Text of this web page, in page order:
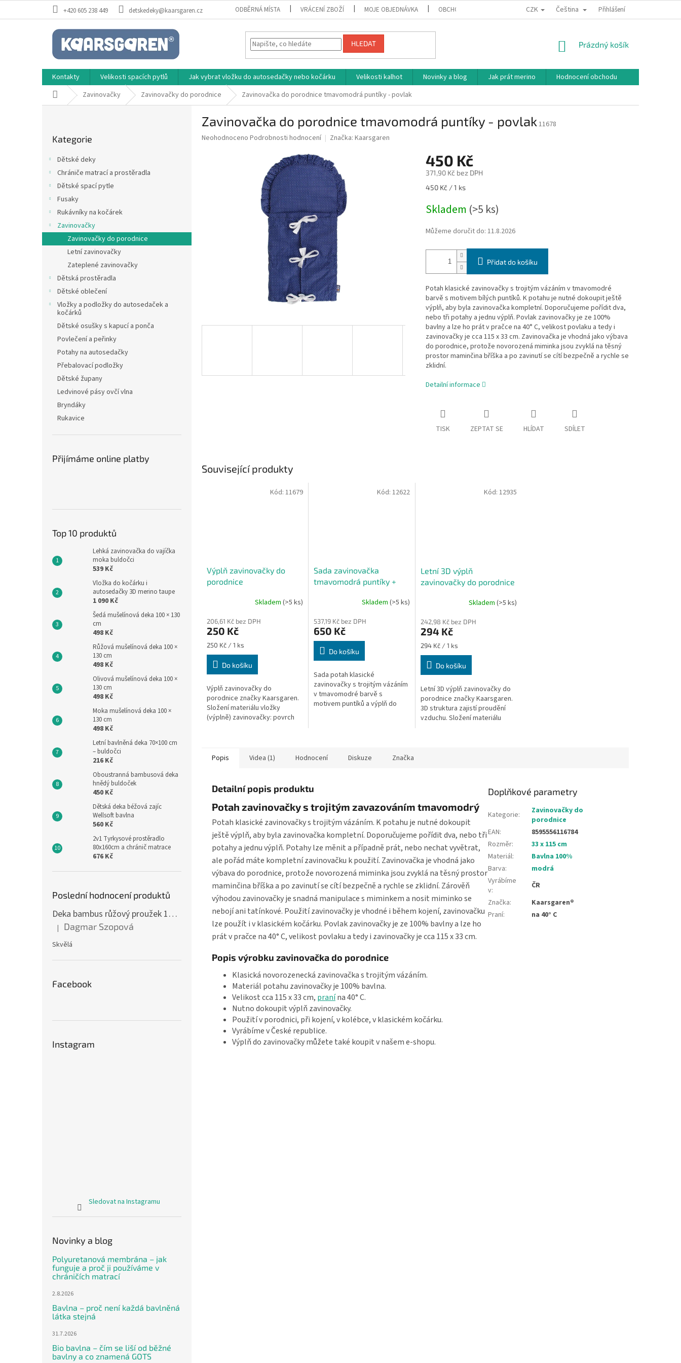
+420 605 238 449 detskedeky@kaarsgaren.cz ODBĚRNÁ MÍSTA VRÁCENÍ ZBOŽÍ MOJE OBJEDNÁVKA OBCHODNÍ PODMÍNKY PODMÍNKY OCHRANY OSOBNÍCH ÚDAJŮ
CZK Čeština Přihlášení
HLEDAT
NÁKUPNÍ
Prázdný košík
Kontakty Velikosti spacích pytlů Jak vybrat vložku do autosedačky nebo kočárku Velikosti kalhot Novinky a blog Jak prát merino
Hodnocení obchodu
Domů Zavinovačky Zavinovačky do porodnice Zavinovačka do porodnice tmavomodrá puntíky - povlak
n
e
kategorie
Kategorie
Dětské deky
Chrániče matrací a prostěradla
Dětské spací pytle
Fusaky
Rukávníky na kočárek
Zavinovačky
Zavinovačky do porodnice
Letní zavinovačky
Zateplené zavinovačky
Dětská prostěradla
Dětské oblečení
Vložky a podložky do autosedaček a
kočárků
Dětské osušky s kapucí a ponča
Povlečení a peřinky
Potahy na autosedačky
Přebalovací podložky
Dětské župany
Ledvinové pásy ovčí vlna
Bryndáky
Rukavice
Přijímáme online platby
Top 10 produktů
Lehká zavinovačka do vajíčka
moka buldočci
539 Kč
Vložka do kočárku i
autosedačky 3D merino taupe
1 090 Kč
Šedá mušelínová deka 100 × 130
cm
498 Kč
Růžová mušelínová deka 100 ×
130 cm
498 Kč
Olivová mušelínová deka 100 ×
130 cm
498 Kč
Moka mušelínová deka 100 ×
130 cm
498 Kč
Letní bavlněná deka 70×100 cm
– buldočci
216 Kč
Oboustranná bambusová deka
hnědý buldoček
450 Kč
Dětská deka béžová zajíc
Wellsoft bavlna
560 Kč
2v1 Tyrkysové prostěradlo
80x160cm a chránič matrace
676 Kč
Poslední hodnocení produktů
Deka bambus růžový proužek 160 x 200 cm
Hodnocení produktu je 5 z 5 hvězdiček.
| Dagmar Szopová
Skvělá
Facebook
Instagram
Sledovat na Instagramu
Novinky a blog
Polyuretanová membrána – jak
funguje a proč ji používáme v
chráničích matrací
2.8.2026
Bavlna – proč není každá bavlněná
látka stejná
31.7.2026
Bio bavlna – čím se liší od běžné
bavlny a co znamená GOTS
Zavinovačka do porodnice tmavomodrá puntíky - povlak 11678
Průměrné
Neohodnoceno Podrobnosti hodnocení Značka: Kaarsgaren
450 Kč
371,90 Kč bez DPH
Měrná
450 Kč / 1 ks
Skladem (>5 ks)
Můžeme doručit do: 11.8.2026
Přidat do košíku
Potah klasické zavinovačky s trojitým vázáním v tmavomodré
barvě s motivem bílých puntíků. K potahu je nutné dokoupit ještě
výplň, aby byla zavinovačka kompletní. Doporučujeme pořídit dva,
nebo tři potahy a jednu výplň. Povlak zavinovačky je ze 100%
bavlny a lze ho prát v pračce na 40° C, velikost povlaku a tedy i
zavinovačky je cca 115 x 33 cm. Zavinovačka je vhodná jako výbava
do porodnice, protože novorozená miminka jsou zvyklá na těsný
prostor maminčina bříška a po zavinutí se cítí bezpečně a rychle se
zklidní.
Detailní informace
TISK ZEPTAT SE HLÍDAT SDÍLET
Související produkty
Výplň zavinovačky do
porodnice
Skladem (>5 ks)
206,61 Kč bez DPH
250 Kč
Měrná
cena:
250 Kč / 1 ks
Do košíku
Výplň zavinovačky do
porodnice značky Kaarsgaren.
Složení materiálu vložky
(výplně) zavinovačky: povrch
Kód: 11679
Sada zavinovačka
tmavomodrá puntíky +
Skladem (>5 ks)
537,19 Kč bez DPH
650 Kč
Do košíku
Sada potah klasické
zavinovačky s trojitým vázáním
v tmavomodré barvě s
motivem puntíků a výplň do
Kód: 12622
Letní 3D výplň
zavinovačky do porodnice
Skladem(>5 ks)
242,98 Kč bez DPH
294 Kč
Měrná
cena:
294 Kč / 1 ks
Do košíku
Letní 3D výplň zavinovačky do
porodnice značky Kaarsgaren.
3D struktura zajistí proudění
vzduchu. Složení materiálu
Kód:12935
Popis Videa (1) Hodnocení Diskuze Značka
Detailní popis produktu
Potah zavinovačky s trojitým zavazováním tmavomodrý
Potah klasické zavinovačky s trojitým vázáním. K potahu je nutné dokoupit
ještě výplň, aby byla zavinovačka kompletní. Doporučujeme pořídit dva, nebo tři
potahy a jednu výplň. Potahy lze měnit a případně prát, nebo nechat vyvětrat,
ale pořád máte kompletní zavinovačku k použití. Zavinovačka je vhodná jako
výbava do porodnice, protože novorozená miminka jsou zvyklá na těsný prostor
maminčina bříška a po zavinutí se cítí bezpečně a rychle se zklidní. Zárověň
výhodou zavinovačky je snadná manipulace s miminkem a nosit miminko se
nebojí ani tatínkové. Použití zavinovačky je vhodné i během kojení, zavinovačku
lze použít i v klasickém kočárku. Povlak zavinovačky je ze 100% bavlny a lze ho
prát v pračce na 40° C, velikost povlaku a tedy i zavinovačky je cca 115 x 33 cm.
Popis výrobku zavinovačka do porodnice
Klasická novorozenecká zavinovačka s trojitým vázáním.
Materiál potahu zavinovačky je 100% bavlna.
Velikost cca 115 x 33 cm, pranína 40° C.
Nutno dokoupit výplň zavinovačky.
Použití v porodnici, při kojení, v kolébce, v klasickém kočárku.
Vyrábíme v České republice.
Výplň do zavinovačky můžete také koupit v našem e-shopu.
Doplňkové parametry
Kategorie:
Zavinovačky do
porodnice
EAN:
8595556116784
Rozměr:
33 x 115 cm
Materiál:
Bavlna 100%
Barva:
modrá
Vyrábíme
v:
ČR
Značka:
Kaarsgaren®
Praní: na 40° C